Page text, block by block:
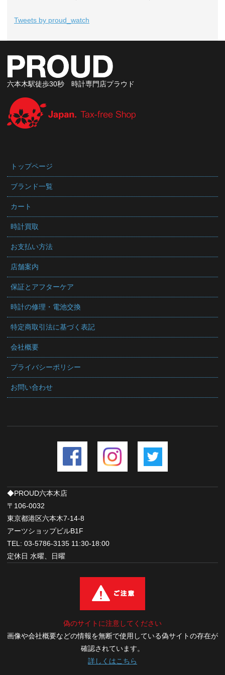
Tweets by proud_watch
六本木駅徒歩30秒 時計専門店プラウド
トップページ
ブランド一覧
カート
時計買取
お支払い方法
店舗案内
保証とアフターケア
時計の修理・電池交換
特定商取引法に基づく表記
会社概要
プライバシーポリシー
お問い合わせ
◆PROUD六本木店
〒106-0032
東京都港区六本木7-14-8
アーツショップビルB1F
TEL: 03-5786-3135 11:30-18:00
定休日 水曜、日曜
偽のサイトに注意してください
画像や会社概要などの情報を無断で使用している偽サイトの存在が
確認されています。
詳しくはこちら